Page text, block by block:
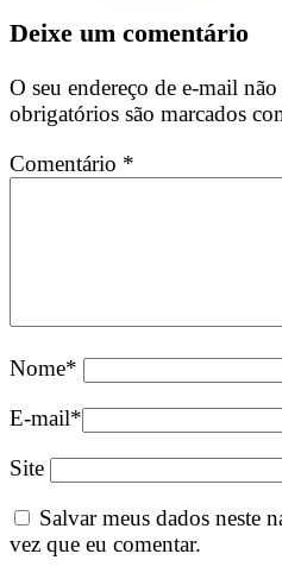
Deixe um comentário
O seu endereço de e-mail
obrigatórios são marcados
Comentário *
Nome*
E-mail*
Site
Salvar meus dados neste
vez que eu comentar.